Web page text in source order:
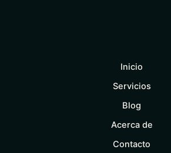
Inicio
Servicios
Blog
Acerca de
Contacto